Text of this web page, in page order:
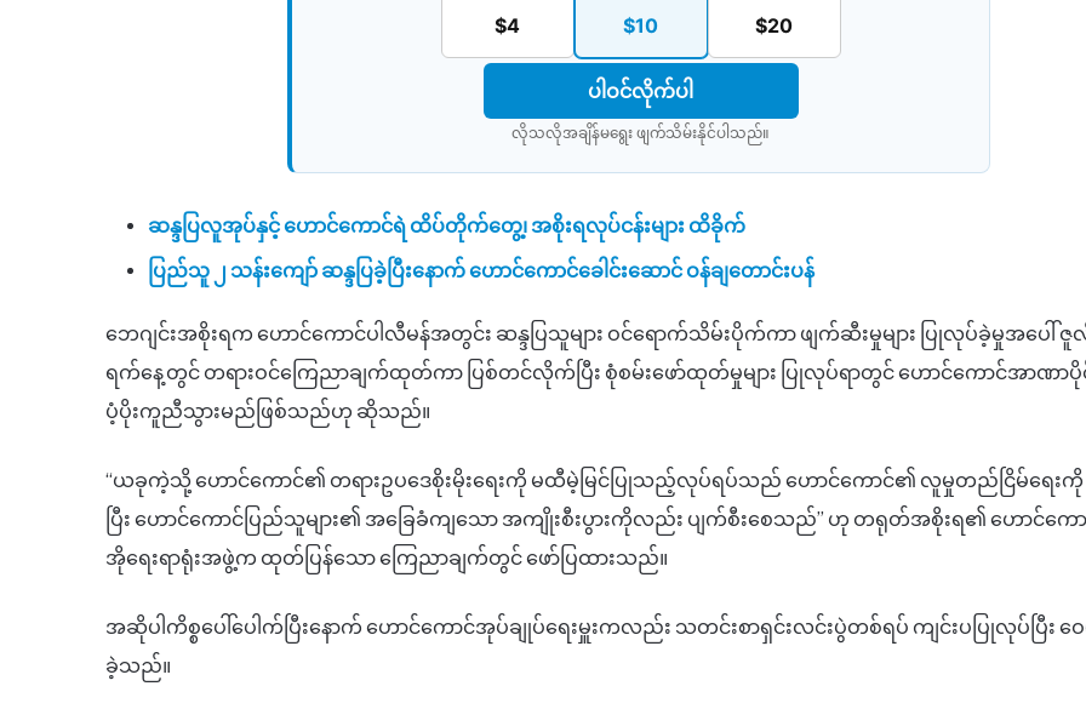
$4 $10 $20
ပါဝင်လိုက်ပါ
လိုသလိုအချိန်မရွေး ဖျက်သိမ်းနိုင်ပါသည်။​
ဆန္ဒပြလူအုပ်နှင့် ဟောင်ကောင်ရဲ ထိပ်တိုက်တွေ့၊ အစိုးရလုပ်ငန်းများ ထိခိုက်
ပြည်သူ ၂ သန်းကျော် ဆန္ဒပြခဲ့ပြီးနောက် ဟောင်ကောင်ခေါင်းဆောင် ဝန်ချတောင်းပန်
ဘေဂျင်းအစိုးရက ဟောင်ကောင်ပါလီမန်အတွင်း ဆန္ဒပြသူများ ဝင်ရောက်သိမ်းပိုက်ကာ ဖျက်ဆီးမှုများ ပြုလုပ်ခဲ့မှုအပေါ်
ရက်နေ့တွင် တရားဝင်ကြေညာချက်ထုတ်ကာ ပြစ်တင်လိုက်ပြီး စုံစမ်းဖော်ထုတ်မှုများ ပြုလုပ်ရာတွင် ဟောင်ကောင်အာဏာပို
ပံ့ပိုးကူညီသွားမည်ဖြစ်သည်ဟု ဆိုသည်။
“ယခုကဲ့သို့ ဟောင်ကောင်၏ တရားဥပဒေစိုးမိုးရေးကို မထီမဲ့မြင်ပြုသည့်လုပ်ရပ်သည် ဟောင်ကောင်၏ လူမှုတည်ငြိမ်ရေး
ပြီး ဟောင်ကောင်ပြည်သူများ၏ အခြေခံကျသော အကျိုးစီးပွားကိုလည်း ပျက်စီးစေသည်” ဟု တရုတ်အစိုးရ၏ ဟောင်ကော
အိုရေးရာရုံးအဖွဲ့က ထုတ်ပြန်သော ကြေညာချက်တွင် ဖော်ပြထားသည်။
အဆိုပါကိစ္စပေါ်ပေါက်ပြီးနောက် ဟောင်ကောင်အုပ်ချုပ်ရေးမှူးကလည်း သတင်းစာရှင်းလင်းပွဲတစ်ရပ် ကျင်းပပြုလုပ်ပြီး ဝ
ခဲ့သည်။